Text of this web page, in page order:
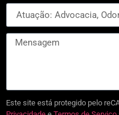
Este site está protegido pelo